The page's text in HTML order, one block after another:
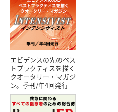
エビデンスの先のベス
トプラクティスを描く
クオータリー・マガジ
ン。季刊/年4回発行